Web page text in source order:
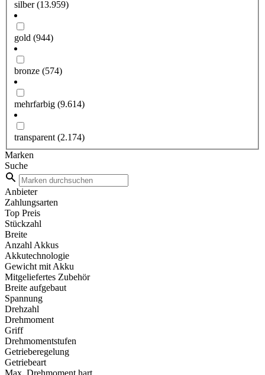
silber(13.959)
gold (944)
bronze (574)
mehrfarbig (9.614)
transparent (2.174)
Marken
Suche
Anbieter
Zahlungsarten
Top Preis
Stückzahl
Breite
Anzahl Akkus
Akkutechnologie
Gewicht mit Akku
Mitgeliefertes Zubehör
Breite aufgebaut
Spannung
Drehzahl
Drehmoment
Griff
Drehmomentstufen
Getrieberegelung
Getriebeart
Max. Drehmoment hart